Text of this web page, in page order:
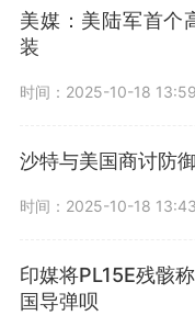
美媒：美陆军首个
装
时间：2025-10-18
沙特与美国商讨防
时间：2025-10-18
印媒将PL15E残骸
国导弹呗